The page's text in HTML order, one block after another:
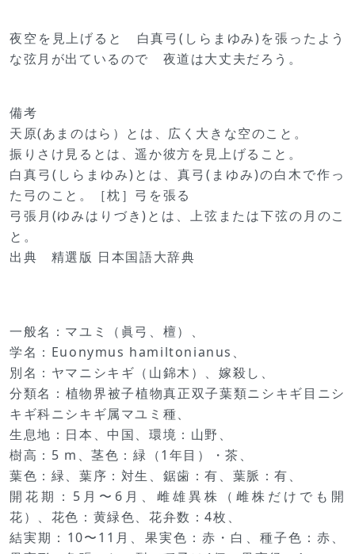
夜空を見上げると 白真弓(しらまゆみ)を張ったよう
な弦月が出ているので 夜道は大丈夫だろう。
備考
天原(あまのはら）とは、広く大きな空のこと。
振りさけ見るとは、遥か彼方を見上げること。
白真弓(しらまゆみ)とは、真弓(まゆみ)の白木で作っ
た弓のこと。［枕］弓を張る
弓張月(ゆみはりづき)とは、上弦または下弦の月のこ
と。
出典 精選版 日本国語大辞典
一般名：マユミ（眞弓、檀）、
学名：Euonymus hamiltonianus、
別名：ヤマニシキギ（山錦木）、嫁殺し、
分類名：植物界被子植物真正双子葉類ニシキギ目ニシ
キギ科ニシキギ属マユミ種、
生息地：日本、中国、環境：山野、
樹高：5 m、茎色：緑（1年目）・茶、
葉色：緑、葉序：対生、鋸歯：有、葉脈：有、
開花期：5月〜6月、雌雄異株（雌株だけでも開
花）、花色：黄緑色、花弁数：4枚、
結実期：10〜11月、果実色：赤・白、種子色：赤、